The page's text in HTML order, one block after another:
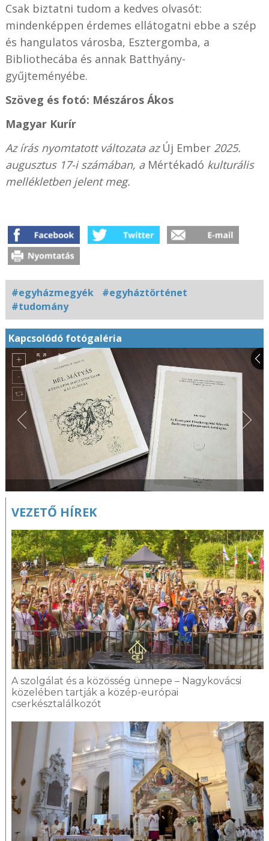
Csak biztatni tudom a kedves olvasót:
mindenképpen érdemes ellátogatni ebbe a szép
és hangulatos városba, Esztergomba, a
Bibliothecába és annak Batthyány-
gyűjteményébe.
Szöveg és fotó: Mészáros Ákos
Magyar Kurír
Az írás nyomtatott változata az Új Ember2025.
augusztus 17-i számában, a Mértékadó kulturális
mellékletben jelent meg.
#egyházmegyék
#egyháztörténet
#tudomány
Kapcsolódó fotógaléria
VEZETŐ HÍREK
A szolgálat és a közösség ünnepe – Nagykovácsi
közelében tartják a közép-európai
cserkésztalálkozót